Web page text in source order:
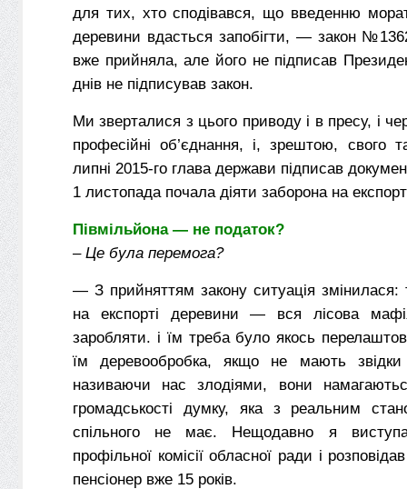
для тих, хто сподівався, що введенню
деревини вдасться запобігти, — закон
вже прийняла, але його не підписав
днів не підписував закон.
Ми зверталися з цього приводу і в пресу, і
професійні об’єднання, і, зрештою, свого
липні 2015-го глава держави підписав
1 листопада почала діяти заборона на
Півмільйона — не податок?
– Це була перемога?
— З прийняттям закону ситуація змінилася:
на експорті деревини — вся лісова
заробляти. і їм треба було якось
їм деревообробка, якщо не мають звідки
називаючи нас злодіями, вони
громадськості думку, яка з реальним
спільного не має. Нещодавно я
профільної комісії обласної ради і
пенсіонер вже 15 років.